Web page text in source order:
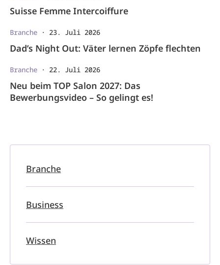
Suisse Femme Intercoiffure
Branche · 23. Juli 2026
Dad’s Night Out: Väter lernen Zöpfe flechten
Branche · 22. Juli 2026
Neu beim TOP Salon 2027: Das
Bewerbungsvideo – So gelingt es!
Branche
Business
Wissen